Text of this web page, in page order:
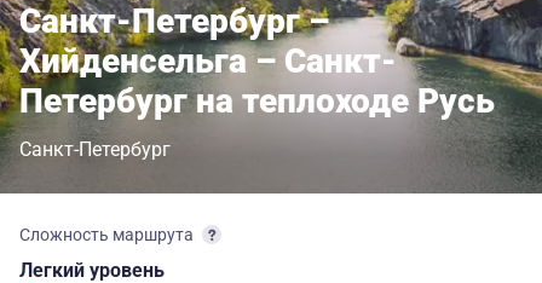
Санкт-Петербург –
Хийденсельга – Санкт-
Петербург на теплоходе Русь
Санкт-Петербург
Сложность маршрута
Легкий уровень